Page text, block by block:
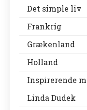
Det simple liv
Frankrig
Grækenland
Holland
Inspirerende
Linda Dudek